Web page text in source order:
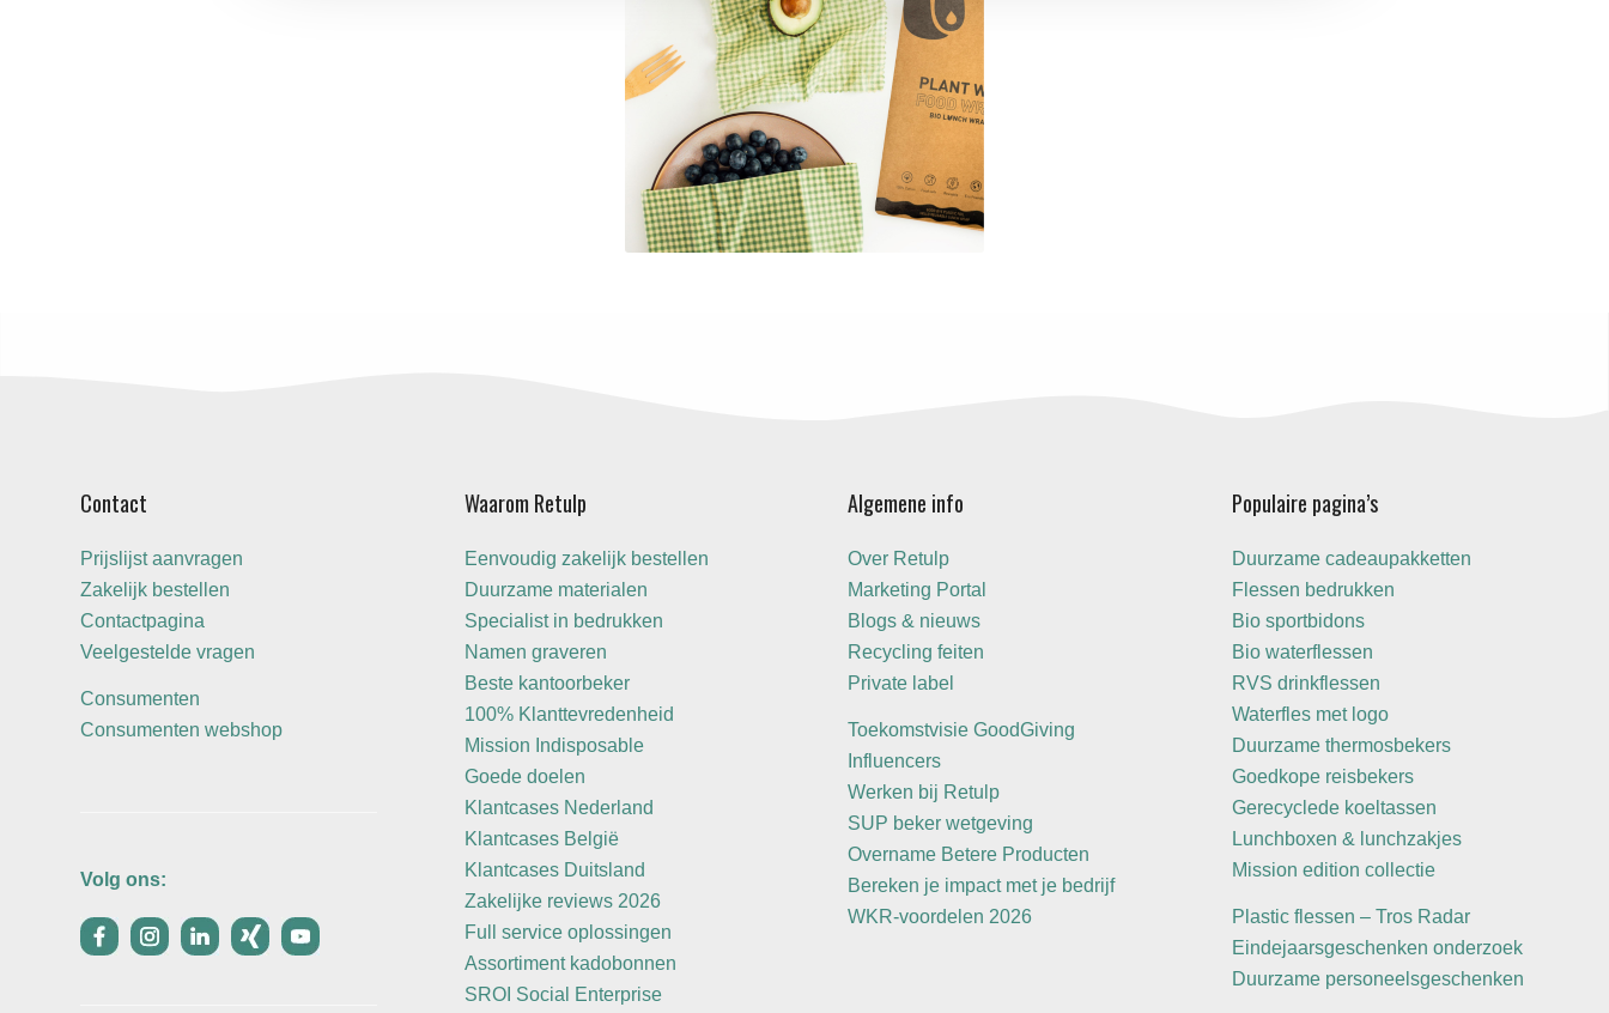
Contact
Prijslijst aanvragen
Zakelijk bestellen
Contactpagina
Veelgestelde vragen
Consumenten
Consumenten webshop
Volg ons:
Waarom Retulp
Eenvoudig zakelijk bestellen
Duurzame materialen
Specialist in bedrukken
Namen graveren
Beste kantoorbeker
100% Klanttevredenheid
Mission Indisposable
Goede doelen
Klantcases Nederland
Klantcases België
Klantcases Duitsland
Zakelijke reviews 2026
Full service oplossingen
Assortiment kadobonnen
SROI Social Enterprise
Algemene info
Over Retulp
Marketing Portal
Blogs & nieuws
Recycling feiten
Private label
Toekomstvisie GoodGiving
Influencers
Werken bij Retulp
SUP beker wetgeving
Overname Betere Producten
Bereken je impact met je bedrijf
WKR-voordelen 2026
Populaire pagina’s
Duurzame cadeaupakketten
Flessen bedrukken
Bio sportbidons
Bio waterflessen
RVS drinkflessen
Waterfles met logo
Duurzame thermosbekers
Goedkope reisbekers
Gerecyclede koeltassen
Lunchboxen & lunchzakjes
Mission edition collectie
Plastic flessen – Tros Radar
Eindejaarsgeschenken onderzoek
Duurzame personeelsgeschenken